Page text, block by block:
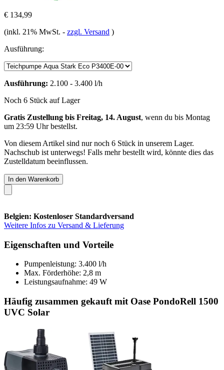
€ 134,99
(inkl. 21% MwSt. - zzgl. Versand )
Ausführung:
Ausführung: 2.100 - 3.400 l/h
Noch 6 Stück auf Lager
Gratis Zustellung bis Freitag, 14. August, wenn du bis Montag
um 23:59 Uhrbestellst.
Von diesem Artikel sind nur noch 6 Stück in unserem Lager.
Nachschub ist unterwegs! Falls mehr bestellt wird, könnte dies das
Zustelldatum beeinflussen.
In den Warenkorb
Belgien: Kostenloser Standardversand
Weitere Infos zu Versand & Lieferung
Eigenschaften und Vorteile
Pumpenleistung: 3.400 l/h
Max. Förderhöhe: 2,8 m
Leistungsaufnahme: 49 W
Häufig zusammen gekauft mit Oase PondoRell 1500
UVC Solar